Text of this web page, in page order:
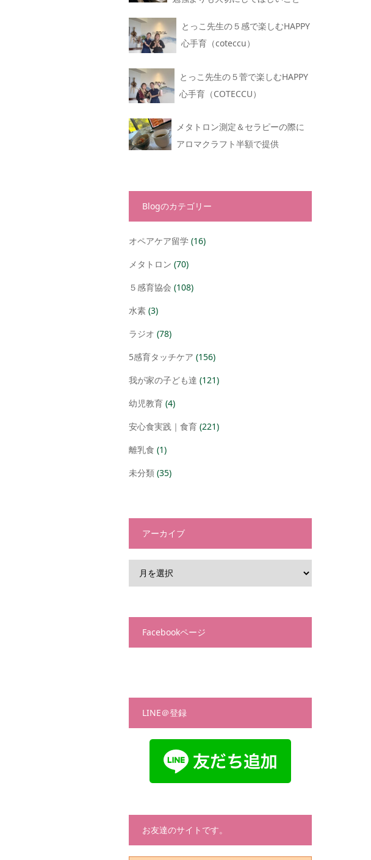
とっこ先生の５感で楽しむHAPPY
心手育（coteccu）
とっこ先生の５菅で楽しむHAPPY
心手育（COTECCU）
メタトロン測定＆セラピーの際に
アロマクラフト半額で提供
Blogのカテゴリー
オペアケア留学 (16)
メタトロン (70)
５感育協会 (108)
水素 (3)
ラジオ (78)
5感育タッチケア (156)
我が家の子ども達 (121)
幼児教育 (4)
安心食実践｜食育 (221)
離乳食 (1)
未分類 (35)
アーカイブ
Facebookページ
LINE＠登録
お友達のサイトです。